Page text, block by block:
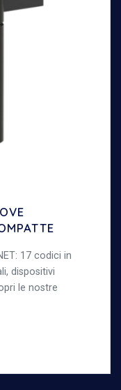
17 codici in
dispositivi
le nostre